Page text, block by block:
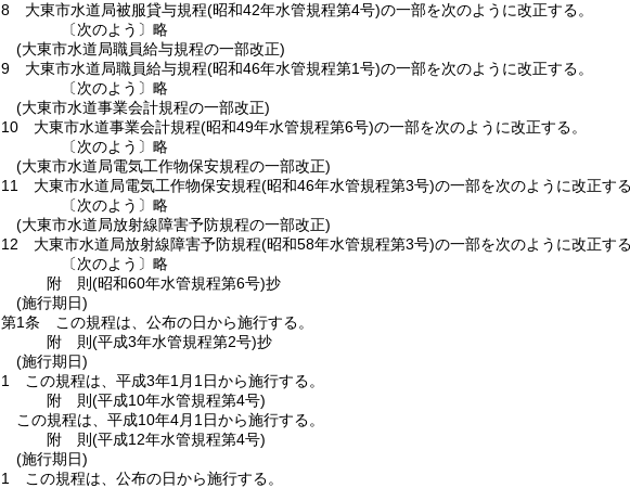
8
大東市水道局被服貸与規程(昭和42年水管規程第4号)の一部を次のように改正する。
〔次のよう〕略
(大東市水道局職員給与規程の一部改正)
9
大東市水道局職員給与規程(昭和46年水管規程第1号)の一部を次のように改正する。
〔次のよう〕略
(大東市水道事業会計規程の一部改正)
10
大東市水道事業会計規程(昭和49年水管規程第6号)の一部を次のように改正する。
〔次のよう〕略
(大東市水道局電気工作物保安規程の一部改正)
11
大東市水道局電気工作物保安規程(昭和46年水管規程第3号)の一部を次のように改正す
〔次のよう〕略
(大東市水道局放射線障害予防規程の一部改正)
12
大東市水道局放射線障害予防規程(昭和58年水管規程第3号)の一部を次のように改正す
〔次のよう〕略
附 則(昭和60年水管規程第6号)抄
(施行期日)
第1条
この規程は、公布の日から施行する。
附 則(平成3年水管規程第2号)抄
(施行期日)
1
この規程は、平成3年1月1日から施行する。
附 則(平成10年水管規程第4号)
この規程は、平成10年4月1日から施行する。
附 則(平成12年水管規程第4号)
(施行期日)
1
この規程は、公布の日から施行する。